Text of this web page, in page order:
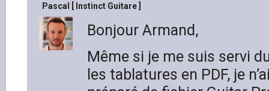
Pascal [ Instinct Guitare ]
Bonjour Armand,
Même si je me suis servi
les tablatures en PDF, je